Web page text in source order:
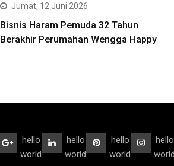
Jumat, 12 Juni 2026
Bisnis Haram Pemuda 32 Tahun
Berakhir Perumahan Wengga Happy
hello
world
hello
world
hello
world
hello